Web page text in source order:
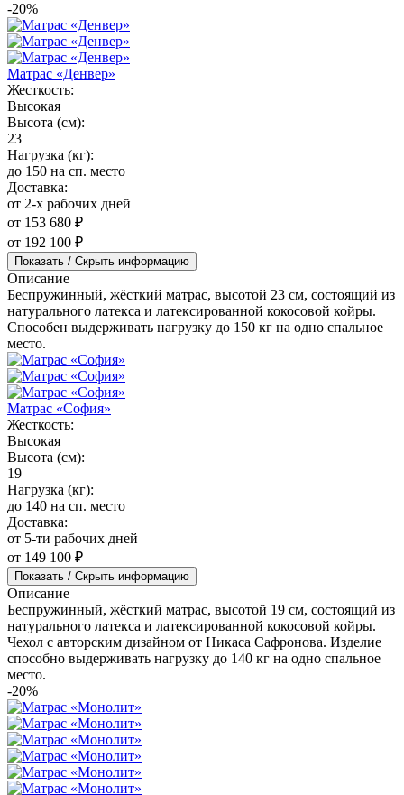
-20%
Матрас «Денвер»
Жесткость:
Высокая
Высота (см):
23
Нагрузка (кг):
до 150 на сп. место
Доставка:
от 2-х рабочих дней
от 153 680 ₽
от 192 100 ₽
Показать / Скрыть информацию
Описание
Беспружинный, жёсткий матрас, высотой 23 см, состоящий из
натурального латекса и латексированной кокосовой койры.
Способен выдерживать нагрузку до 150 кг на одно спальное
место.
Матрас «София»
Жесткость:
Высокая
Высота (см):
19
Нагрузка (кг):
до 140 на сп. место
Доставка:
от 5-ти рабочих дней
от 149 100 ₽
Показать / Скрыть информацию
Описание
Беспружинный, жёсткий матрас, высотой 19 см, состоящий из
натурального латекса и латексированной кокосовой койры.
Чехол с авторским дизайном от Никаса Сафронова. Изделие
способно выдерживать нагрузку до 140 кг на одно спальное
место.
-20%